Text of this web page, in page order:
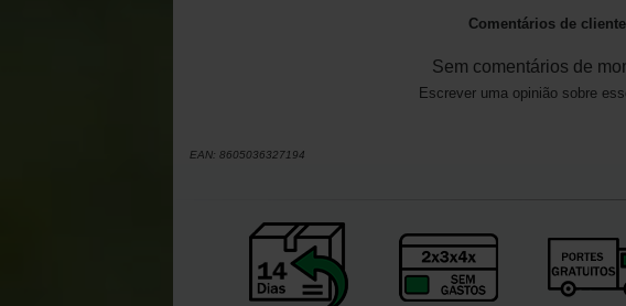
Comentários de
Sem comentários de
Escrever uma opinião sobre
EAN: 8605036327194